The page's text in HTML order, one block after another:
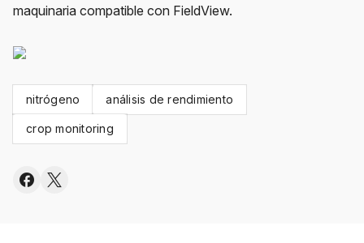
maquinaria compatible con FieldView.
nitrógeno análisis de rendimiento
crop monitoring